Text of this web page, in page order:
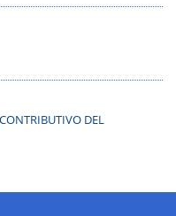
DEL